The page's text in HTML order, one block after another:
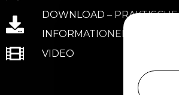
DOWNLOAD – PRAKTISCHE
INFORMATIONEN
VIDEO